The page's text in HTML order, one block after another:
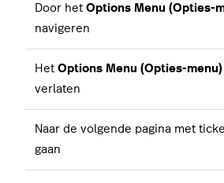
Door het Options Menu (Opties-
navigeren
Het Options Menu (Opties-menu)
verlaten
Naar de volgende pagina met
gaan